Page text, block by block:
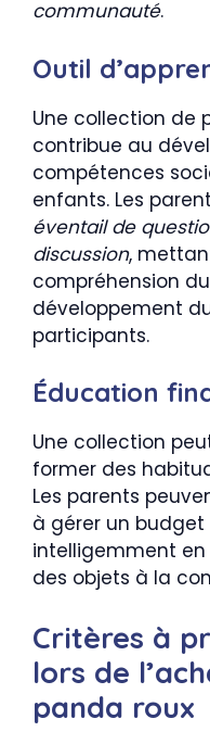
communauté.
Outil
Une collection de
contribue au
compétences
enfants. Les
éventail de
discussion,
compréhension
développement
participants.
Éducation
Une collection
former des
Les parents
à gérer un
intelligemment
des objets à la
Critères à
lors de
panda roux